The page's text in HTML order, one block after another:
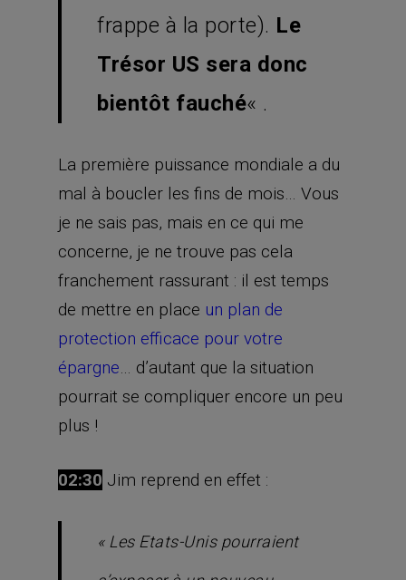
frappe à la porte). Le
Trésor US sera donc
bientôt fauché« .
La première puissance mondiale a du
mal à boucler les fins de mois… Vous
je ne sais pas, mais en ce qui me
concerne, je ne trouve pas cela
franchement rassurant : il est temps
de mettre en place un plan de
protection efficace pour votre
épargne … d’autant que la situation
pourrait se compliquer encore un peu
plus !
02:30 Jim reprend en effet :
« Les Etats-Unis pourraient